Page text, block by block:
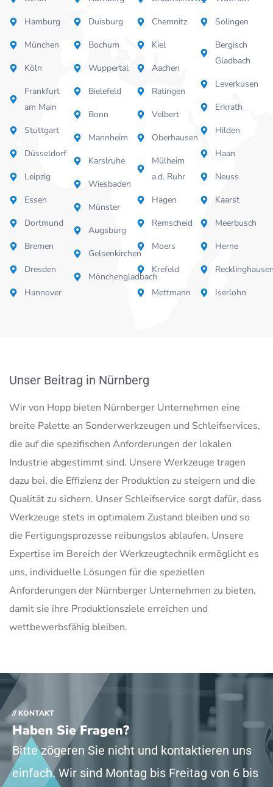
Hamburg
München
Köln
Frankfurt
am Main
Stuttgart
Düsseldorf
Leipzig
Essen
Dortmund
Bremen
Dresden
Hannover
Duisburg
Bochum
Wuppertal
Bielefeld
Bonn
Mannheim
Karslruhe
Wiesbaden
Münster
Augsburg
Gelsenkirchen
Mönchengladbach
Chemnitz
Kiel
Aachen
Ratingen
Velbert
Oberhausen
Mülheim
a.d. Ruhr
Hagen
Remscheid
Moers
Krefeld
Mettmann
Solingen
Bergisch
Gladbach
Leverkusen
Erkrath
Hilden
Haan
Neuss
Kaarst
Meerbusch
Herne
Iserlohn
Unser Beitrag in Nürnberg
Wir von Hopp bieten Nürnberger Unternehmen eine
breite Palette an Sonderwerkzeugen und Schleifservices,
die auf die spezifischen Anforderungen der lokalen
Industrie abgestimmt sind. Unsere Werkzeuge tragen
dazu bei, die Effizienz der Produktion zu steigern und die
Qualität zu sichern. Unser Schleifservice sorgt dafür, dass
Werkzeuge stets in optimalem Zustand bleiben und so
die Fertigungsprozesse reibungslos ablaufen. Unsere
Expertise im Bereich der Werkzeugtechnik ermöglicht es
uns, individuelle Lösungen für die speziellen
Anforderungen der Nürnberger Unternehmen zu bieten,
damit sie ihre Produktionsziele erreichen und
wettbewerbsfähig bleiben.
// KONTAKT
Haben Sie Fragen?
Bitte zögeren Sie nicht und kontaktieren uns
einfach. Wir sind Montag bis Freitag von 6 bis